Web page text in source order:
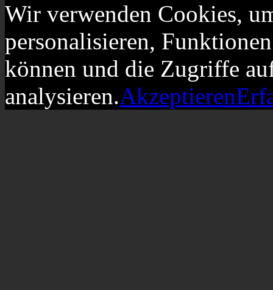
Wir verwenden Cookies,
personalisieren,
können und die Zugriffe
analysieren.Akzeptieren